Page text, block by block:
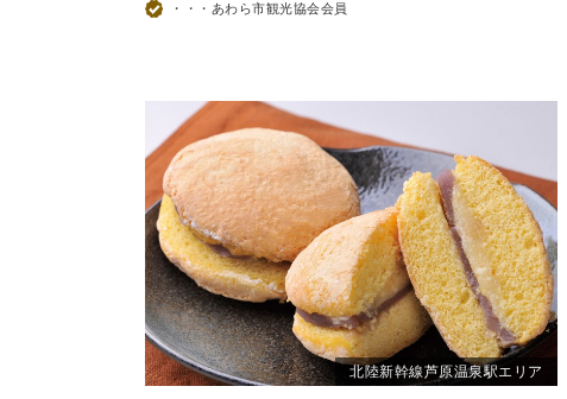
・・・あわら市観光協会会員
北陸新幹線芦原温泉駅エリア